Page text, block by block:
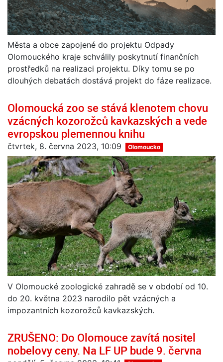
Města a obce zapojené do projektu Odpady
Olomouckého kraje schválily poskytnutí finančních
prostředků na realizaci projektu. Díky tomu se po
dlouhých debatách dostává projekt do fáze realizace.
Olomoucká zoo se stává klenotem chovu
vzácných kozorožců kavkazských a vede
evropskou plemennou knihu
čtvrtek, 8. června 2023, 10:09 Olomoucko
V Olomoucké zoologické zahradě se v období od 10.
do 20. května 2023 narodilo pět vzácných a
impozantních kozorožců kavkazských.
ZRUŠENO: Do Olomouce zavítá nositel
nobelovy ceny. Na LF UP bude 9. června